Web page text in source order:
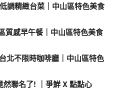
調精緻台菜｜中山區特色美食
質感早午餐｜中山區特色美食
北不限時咖啡廳｜中山區特色
聯名了! ｜爭鮮 X 點點心